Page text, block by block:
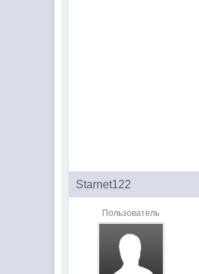
Starnet122
Пользователь